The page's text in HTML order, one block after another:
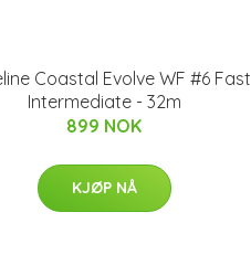
Coastal Evolve WF #6 Fast
Intermediate - 32m
899 NOK
KJØP NÅ